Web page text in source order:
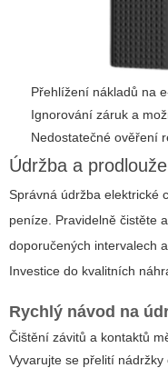
Přehlížení nákladů na
Ignorování záruk a
Nedostatečné ověření
Údržba a
Správná údržba elektrické
peníze. Pravidelně čistěte
doporučených intervalech
Investice do kvalitních
Rychlý návod na
Čištění závitů a kontaktů
Vyvarujte se přelití nádržky